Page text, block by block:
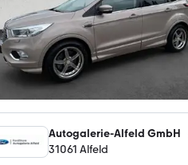
Autogalerie-Alfeld GmbH
31061 Alfeld